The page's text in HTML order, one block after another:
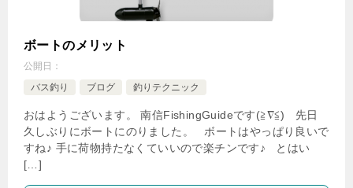
ボートのメリット
公開日：
バス釣り
ブログ 釣りテクニック
おはようございます。 南信FishingGuideです(≧∇≦) 先日
久しぶりにボートにのりました。 ボートはやっぱり良いで
すね♪ 手に荷物持たなくていいので楽チンです♪ とはい
[…]